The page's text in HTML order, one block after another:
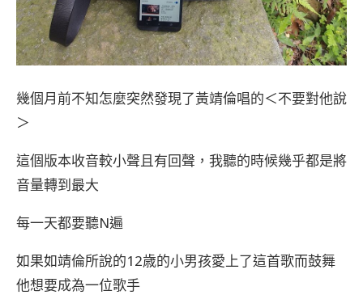
幾個月前不知怎麼突然發現了黃靖倫唱的＜不要對他說
＞
這個版本收音較小聲且有回聲，我聽的時候幾乎都是將
音量轉到最大
每一天都要聽N遍
如果如靖倫所說的12歳的小男孩愛上了這首歌而鼓舞
他想要成為一位歌手